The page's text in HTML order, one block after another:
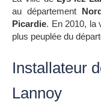
au département
Picardie. En 2010, la
plus peuplée du
Installateur
Lannoy